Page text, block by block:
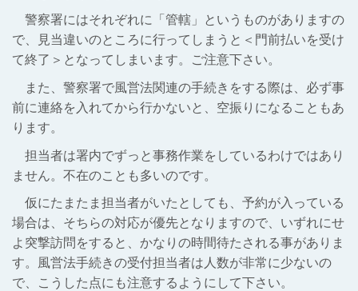
警察署にはそれぞれに「管轄」というものがありますの
で、見当違いのところに行ってしまうと＜門前払いを受け
て終了＞となってしまいます。ご注意下さい。
また、警察署で風営法関連の手続きをする際は、必ず事
前に連絡を入れてから行かないと、空振りになることもあ
ります。
担当者は署内でずっと事務作業をしているわけではあり
ません。不在のことも多いのです。
仮にたまたま担当者がいたとしても、予約が入っている
場合は、そちらの対応が優先となりますので、いずれにせ
よ突撃訪問をすると、かなりの時間待たされる事がありま
す。風営法手続きの受付担当者は人数が非常に少ないの
で、こうした点にも注意するようにして下さい。